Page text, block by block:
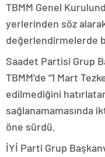
TBMM Genel
yerlerinden söz
değerlendirmelerde
Saadet Partisi Grup
TBMM’de “1 Mart
edilmediğini
sağlanamamasında
öne sürdü.
İYİ Parti Grup